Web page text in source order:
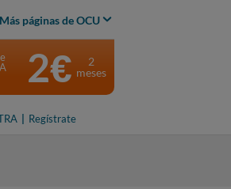
Más páginas de OCU
Regístrate
2€
2
meses